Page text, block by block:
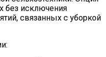
без исключения
связанных с уборкой